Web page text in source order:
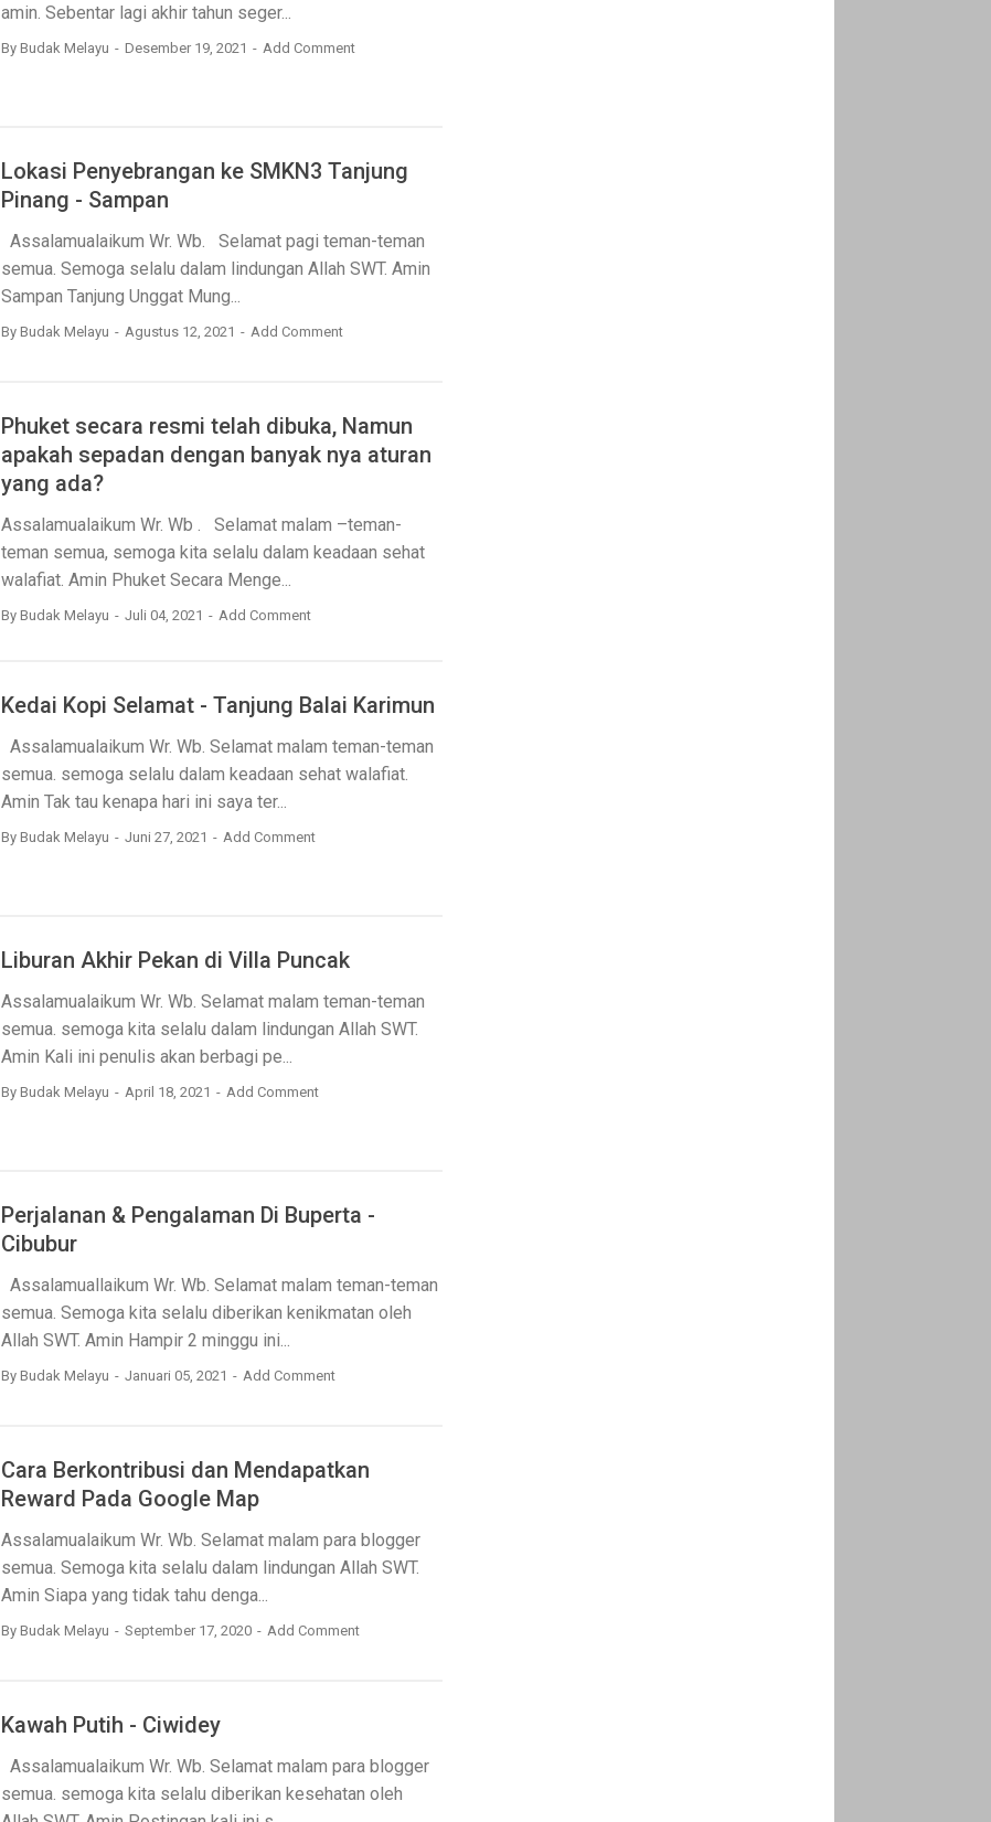
amin. Sebentar lagi akhir tahun seger...
By Budak Melayu Desember 19, 2021 Add Comment
Lokasi Penyebrangan ke SMKN3 Tanjung
Pinang - Sampan
Assalamualaikum Wr. Wb. Selamat pagi teman-teman
semua. Semoga selalu dalam lindungan Allah SWT. Amin
Sampan Tanjung Unggat Mung...
By Budak Melayu Agustus 12, 2021 Add Comment
Phuket secara resmi telah dibuka, Namun
apakah sepadan dengan banyak nya aturan
yang ada?
Assalamualaikum Wr. Wb . Selamat malam –teman-
teman semua, semoga kita selalu dalam keadaan sehat
walafiat. Amin Phuket Secara Menge...
By Budak Melayu Juli 04, 2021 Add Comment
Kedai Kopi Selamat - Tanjung Balai Karimun
Assalamualaikum Wr. Wb. Selamat malam teman-teman
semua. semoga selalu dalam keadaan sehat walafiat.
Amin Tak tau kenapa hari ini saya ter...
By Budak Melayu Juni 27, 2021 Add Comment
Liburan Akhir Pekan di Villa Puncak
Assalamualaikum Wr. Wb. Selamat malam teman-teman
semua. semoga kita selalu dalam lindungan Allah SWT.
Amin Kali ini penulis akan berbagi pe...
By Budak Melayu April 18, 2021 Add Comment
Perjalanan & Pengalaman Di Buperta -
Cibubur
Assalamuallaikum Wr. Wb. Selamat malam teman-teman
semua. Semoga kita selalu diberikan kenikmatan oleh
Allah SWT. Amin Hampir 2 minggu ini...
By Budak Melayu Januari 05, 2021 Add Comment
Cara Berkontribusi dan Mendapatkan
Reward Pada Google Map
Assalamualaikum Wr. Wb. Selamat malam para blogger
semua. Semoga kita selalu dalam lindungan Allah SWT.
Amin Siapa yang tidak tahu denga...
By Budak Melayu September 17, 2020 Add Comment
Kawah Putih - Ciwidey
Assalamualaikum Wr. Wb. Selamat malam para blogger
semua. semoga kita selalu diberikan kesehatan oleh